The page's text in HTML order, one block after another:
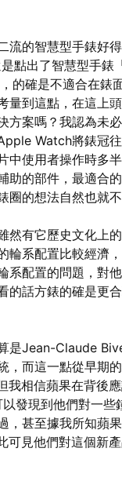
流的智慧型手錶好
點出了智慧型手錶
的確是不適合在錶
量到這點，在這上
方案嗎？我認為未
Watch將錶冠
中使用者操作時多
助的部件，最適合
圈的想法自然也就
然有它歷史文化上
輪系配置比較經濟
系配置的問題，對
的話方錶的確是更
是Jean-Claude
，而這一點從早期
相信蘋果在背後
發現到他們對一些
，甚至據我所知蘋
見他們對這個新